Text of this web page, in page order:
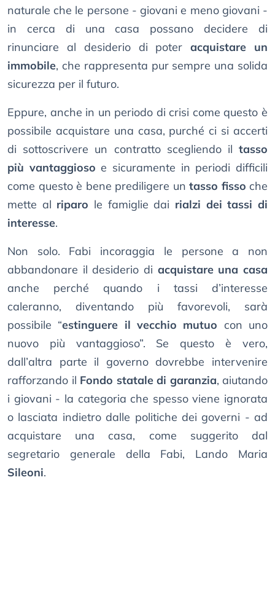
naturale che le persone - giovani e meno giovani -
in cerca di una casa possano decidere di
rinunciare al desiderio di poteracquistare un
immobile, che rappresenta pur sempre una solida
sicurezza per il futuro.
Eppure, anche in un periodo di crisi come questo è
possibile acquistare una casa, purché ci si accerti
di sottoscrivere un contratto scegliendo il tasso
più vantaggioso e sicuramente in periodi difficili
come questo è bene prediligere un tasso fisso che
mette al riparo le famiglie dai rialzi dei tassi di
interesse.
Non solo. Fabi incoraggia le persone a non
abbandonare il desiderio di acquistare una casa
anche perché quando i tassi d’interesse
caleranno, diventando più favorevoli, sarà
possibile “estinguere il vecchio mutuo con uno
nuovo più vantaggioso”. Se questo è vero,
dall’altra parte il governo dovrebbe intervenire
rafforzando il Fondo statale di garanzia, aiutando
i giovani - la categoria che spesso viene ignorata
o lasciata indietro dalle politiche dei governi - ad
acquistare una casa, come suggerito dal
segretario generale della Fabi, Lando Maria
Sileoni.